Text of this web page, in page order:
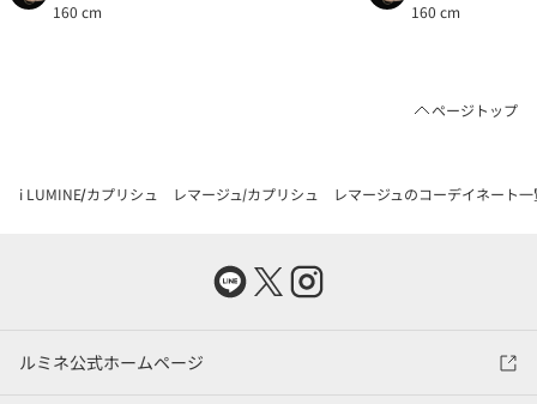
160 cm
160 cm
ページトップ
i LUMINE カプリシュ レマージュ カプリシュ レマージュのコーデイネート一
ルミネ公式ホームページ